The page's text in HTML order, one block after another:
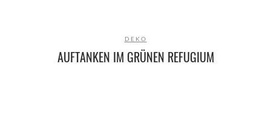
DEKO
AUFTANKEN IM GRÜNEN REFUGIUM